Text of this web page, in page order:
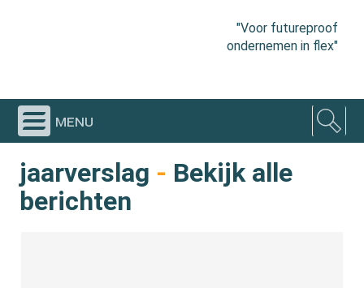
"Voor futureproof
ondernemen in flex"
menu
jaarverslag - Bekijk alle
berichten